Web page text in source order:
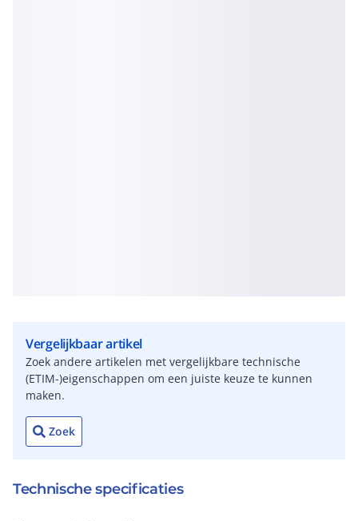
Vergelijkbaar artikel
Zoek andere artikelen met vergelijkbare technische
(ETIM-)eigenschappen om een juiste keuze te kunnen
maken.
Zoek
Technische specificaties